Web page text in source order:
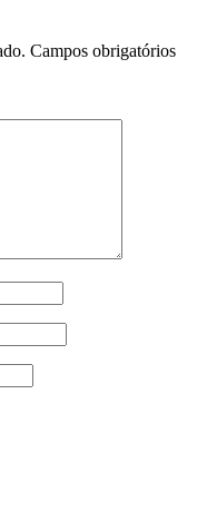
Campos obrigatórios